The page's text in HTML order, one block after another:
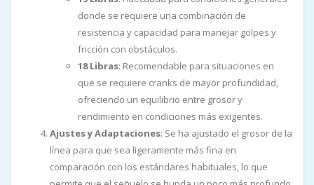
donde se requiere una combinación de
resistencia y capacidad para manejar golpes y
fricción con obstáculos.
18 Libras: Recomendable para situaciones en
que se requiere cranks de mayor profundidad,
ofreciendo un equilibrio entre grosor y
rendimiento en condiciones más exigentes.
Ajustes y Adaptaciones: Se ha ajustado el grosor de la
línea para que sea ligeramente más fina en
comparación con los estándares habituales, lo que